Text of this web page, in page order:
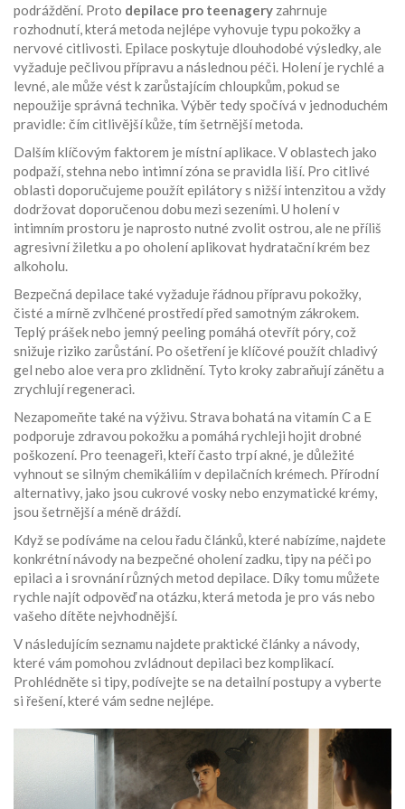
podráždění. Proto depilace pro teenagery zahrnuje
rozhodnutí, která metoda nejlépe vyhovuje typu pokožky a
nervové citlivosti. Epilace poskytuje dlouhodobé výsledky, ale
vyžaduje pečlivou přípravu a následnou péči. Holení je rychlé a
levné, ale může vést k zarůstajícím chloupkům, pokud se
nepoužije správná technika. Výběr tedy spočívá v jednoduchém
pravidle: čím citlivější kůže, tím šetrnější metoda.
Dalším klíčovým faktorem je místní aplikace. V oblastech jako
podpaží, stehna nebo intimní zóna se pravidla liší. Pro citlivé
oblasti doporučujeme použít epilátory s nižší intenzitou a vždy
dodržovat doporučenou dobu mezi sezeními. U holení v
intimním prostoru je naprosto nutné zvolit ostrou, ale ne příliš
agresivní žiletku a po oholení aplikovat hydratační krém bez
alkoholu.
Bezpečná depilace také vyžaduje řádnou přípravu pokožky,
čisté a mírně zvlhčené prostředí před samotným zákrokem.
Teplý prášek nebo jemný peeling pomáhá otevřít póry, což
snižuje riziko zarůstání. Po ošetření je klíčové použít chladivý
gel nebo aloe vera pro zklidnění. Tyto kroky zabraňují zánětu a
zrychlují regeneraci.
Nezapomeňte také na výživu. Strava bohatá na vitamín C a E
podporuje zdravou pokožku a pomáhá rychleji hojit drobné
poškození. Pro teenageři, kteří často trpí akné, je důležité
vyhnout se silným chemikáliím v depilačních krémech. Přírodní
alternativy, jako jsou cukrové vosky nebo enzymatické krémy,
jsou šetrnější a méně dráždí.
Když se podíváme na celou řadu článků, které nabízíme, najdete
konkrétní návody na bezpečné oholení zadku, tipy na péči po
epilaci a i srovnání různých metod depilace. Díky tomu můžete
rychle najít odpověď na otázku, která metoda je pro vás nebo
vašeho dítěte nejvhodnější.
V následujícím seznamu najdete praktické články a návody,
které vám pomohou zvládnout depilaci bez komplikací.
Prohlédněte si tipy, podívejte se na detailní postupy a vyberte
si řešení, které vám sedne nejlépe.